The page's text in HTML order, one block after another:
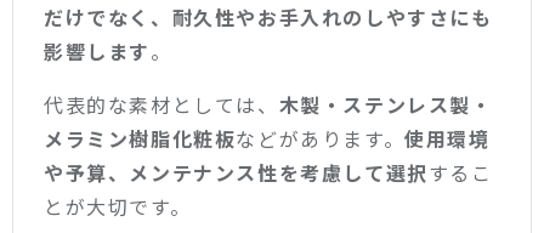
だけでなく、耐久性やお手入れのしやすさにも
影響します。
代表的な素材としては、 木製・ステンレス製・
メラミン樹脂化粧板などがあります。使用環境
や予算、メンテナンス性を考慮して選択するこ
とが大切です。